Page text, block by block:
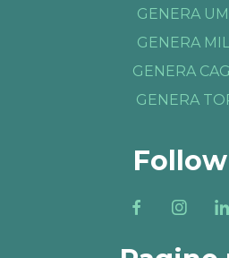
GENERA
GENERA
GENERA
GENERA